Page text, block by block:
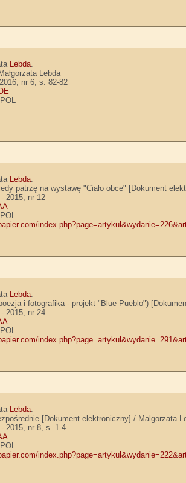
Lebda.
Lebda
nr 6, s. 82-82
POL
Lebda.
patrzę na wystawę "Ciało obce" [Dokument
2015, nr 12
POL
Lebda.
i fotografika - projekt "Blue Pueblo")
2015, nr 24
POL
Lebda.
[Dokument elektroniczny] / Malgorzata
2015, nr 8, s. 1-4
POL